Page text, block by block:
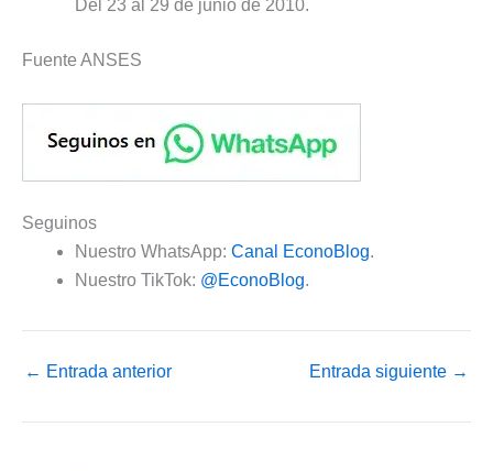
Del 23 al 29 de junio de 2010.
Fuente ANSES
Seguinos
Nuestro WhatsApp: Canal EconoBlog.
Nuestro TikTok: @EconoBlog.
← Entrada anterior Entrada siguiente →